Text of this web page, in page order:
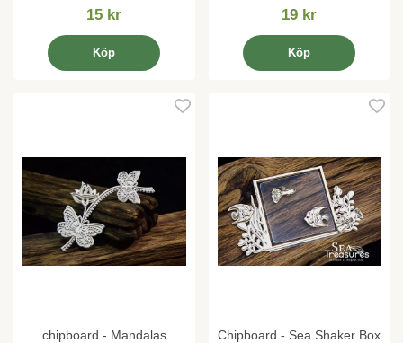
15 kr
Köp
19 kr
Köp
chipboard - Mandalas
Chipboard - Sea Shaker Box